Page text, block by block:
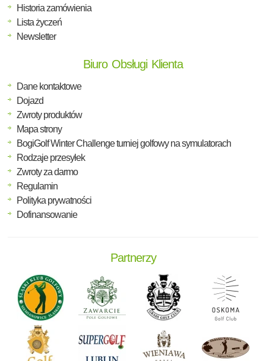
Historia zamówienia
Lista życzeń
Newsletter
Biuro Obsługi Klienta
Dane kontaktowe
Dojazd
Zwroty produktów
Mapa strony
BogiGolf Winter Challenge turniej golfowy na symulatorach
Rodzaje przesyłek
Zwroty za darmo
Regulamin
Polityka prywatności
Dofinansowanie
Partnerzy